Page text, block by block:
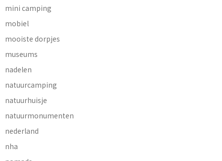
mini camping
mobiel
mooiste dorpjes
museums
nadelen
natuurcamping
natuurhuisje
natuurmonumenten
nederland
nha